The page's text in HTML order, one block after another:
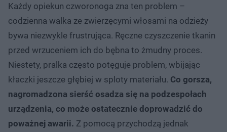
Każdy opiekun czworonoga zna ten problem –
codzienna walka ze zwierzęcymi włosami na odzieży
bywa niezwykle frustrująca. Ręczne czyszczenie tkanin
przed wrzuceniem ich do bębna to żmudny proces.
Niestety, pralka często potęguje problem, wbijając
kłaczki jeszcze głębiej w sploty materiału. Co gorsza,
nagromadzona sierść osadza się na podzespołach
urządzenia, co może ostatecznie doprowadzić do
poważnej awarii. Z pomocą przychodzą jednak